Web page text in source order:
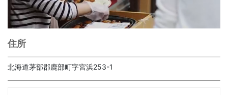
住所
北海道茅部郡鹿部町字宮浜253-1